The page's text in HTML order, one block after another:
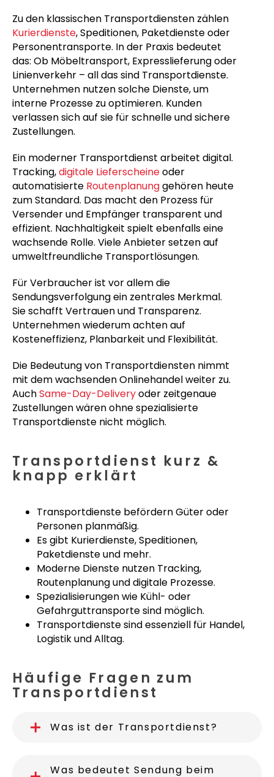
Zu den klassischen Transportdiensten zählen
Kurierdienste, Speditionen, Paketdienste oder
Personentransporte. In der Praxis bedeutet
das: Ob Möbeltransport, Expresslieferung oder
Linienverkehr – all das sind Transportdienste.
Unternehmen nutzen solche Dienste, um
interne Prozesse zu optimieren. Kunden
verlassen sich auf sie für schnelle und sichere
Zustellungen.
Ein moderner Transportdienst arbeitet digital.
Tracking,digitale Lieferscheineoder
automatisierte Routenplanunggehören heute
zum Standard. Das macht den Prozess für
Versender und Empfänger transparent und
effizient. Nachhaltigkeit spielt ebenfalls eine
wachsende Rolle. Viele Anbieter setzen auf
umweltfreundliche Transportlösungen.
Für Verbraucher ist vor allem die
Sendungsverfolgung ein zentrales Merkmal.
Sie schafft Vertrauen und Transparenz.
Unternehmen wiederum achten auf
Kosteneffizienz, Planbarkeit und Flexibilität.
Die Bedeutung von Transportdiensten nimmt
mit dem wachsenden Onlinehandel weiter zu.
AuchSame-Day-Deliveryoder zeitgenaue
Zustellungen wären ohne spezialisierte
Transportdienste nicht möglich.
Transportdienst kurz &
knapp erklärt
Transportdienste befördern Güter oder
Personen planmäßig.
Es gibt Kurierdienste, Speditionen,
Paketdienste und mehr.
Moderne Dienste nutzen Tracking,
Routenplanung und digitale Prozesse.
Spezialisierungen wie Kühl- oder
Gefahrguttransporte sind möglich.
Transportdienste sind essenziell für Handel,
Logistik und Alltag.
Häufige Fragen zum
Transportdienst
Was ist der Transportdienst?
Was bedeutet Sendung beim